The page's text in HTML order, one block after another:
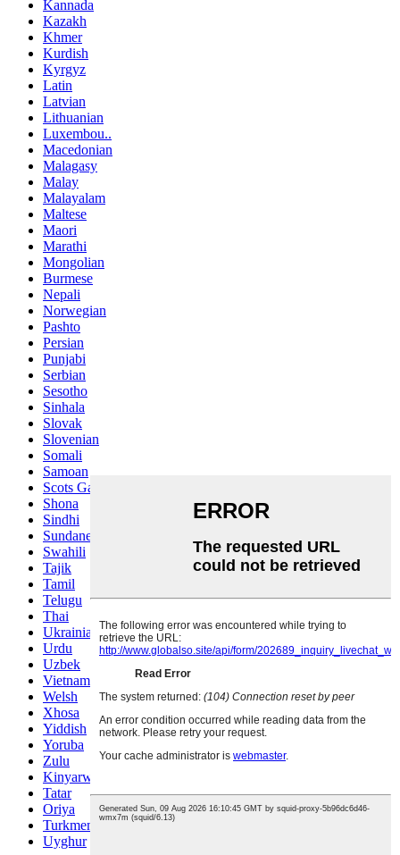
Kannada
Kazakh
Khmer
Kurdish
Kyrgyz
Latin
Latvian
Lithuanian
Luxembou..
Macedonian
Malagasy
Malay
Malayalam
Maltese
Maori
Marathi
Mongolian
Burmese
Nepali
Norwegian
Pashto
Persian
Punjabi
Serbian
Sesotho
Sinhala
Slovak
Slovenian
Somali
Samoan
Scots Gaelic
Shona
Sindhi
Sundanese
Swahili
Tajik
Tamil
Telugu
Thai
Ukrainian
Urdu
Uzbek
Vietnamese
Welsh
Xhosa
Yiddish
Yoruba
Zulu
Kinyarwanda
Tatar
Oriya
Turkmen
Uyghur